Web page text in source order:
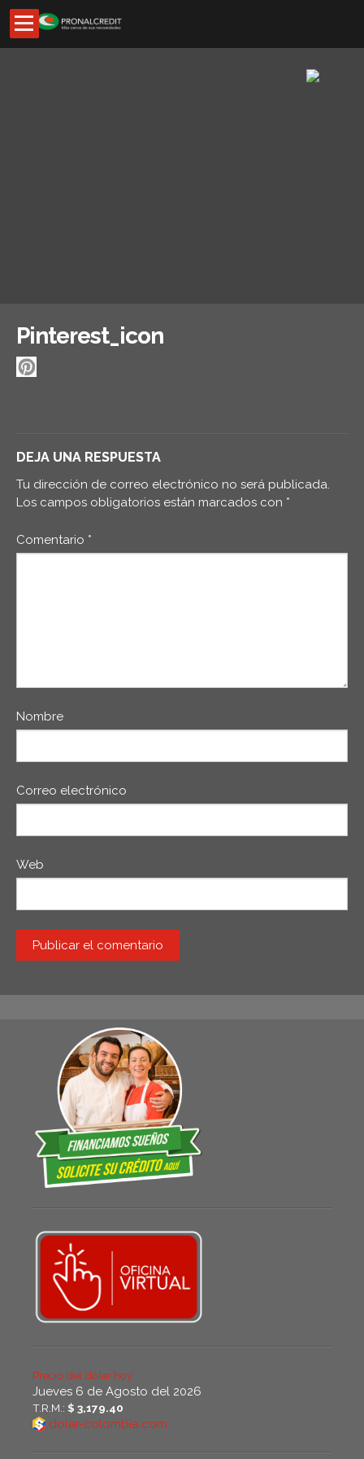
Pinterest_icon
DEJA UNA RESPUESTA
Tu dirección de correo electrónico no será publicada.
Los campos obligatorios están marcados con *
Comentario *
Nombre
Correo electrónico
Web
Precio del dólar hoy
Jueves 6 de Agosto del 2026
T.R.M.: $ 3,179.40
dolar-colombia.com